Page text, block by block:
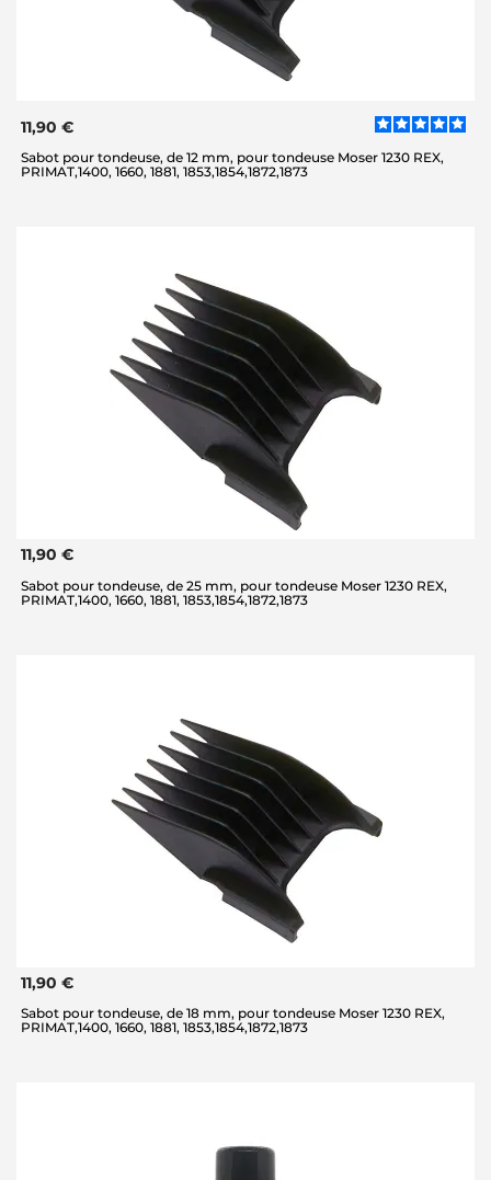
11,90 €
Sabot pour tondeuse, de 12 mm, pour tondeuse Moser 1230 REX,
PRIMAT,1400, 1660, 1881, 1853,1854,1872,1873
11,90 €
Sabot pour tondeuse, de 25 mm, pour tondeuse Moser 1230 REX,
PRIMAT,1400, 1660, 1881, 1853,1854,1872,1873
11,90 €
Sabot pour tondeuse, de 18 mm, pour tondeuse Moser 1230 REX,
PRIMAT,1400, 1660, 1881, 1853,1854,1872,1873